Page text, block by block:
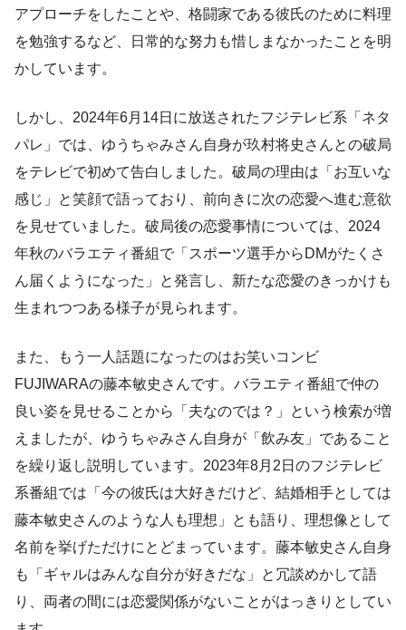
アプローチをしたことや、格闘家である彼氏のために料理
を勉強するなど、日常的な努力も惜しまなかったことを明
かしています。
しかし、2024年6月14日に放送されたフジテレビ系「ネタ
パレ」では、ゆうちゃみさん自身が玖村将史さんとの破局
をテレビで初めて告白しました。破局の理由は「お互いな
感じ」と笑顔で語っており、前向きに次の恋愛へ進む意欲
を見せていました。破局後の恋愛事情については、2024
年秋のバラエティ番組で「スポーツ選手からDMがたくさ
ん届くようになった」と発言し、新たな恋愛のきっかけも
生まれつつある様子が見られます。
また、もう一人話題になったのはお笑いコンビ
FUJIWARAの藤本敏史さんです。バラエティ番組で仲の
良い姿を見せることから「夫なのでは？」という検索が増
えましたが、ゆうちゃみさん自身が「飲み友」であること
を繰り返し説明しています。2023年8月2日のフジテレビ
系番組では「今の彼氏は大好きだけど、結婚相手としては
藤本敏史さんのような人も理想」とも語り、理想像として
名前を挙げただけにとどまっています。藤本敏史さん自身
も「ギャルはみんな自分が好きだな」と冗談めかして語
り、両者の間には恋愛関係がないことがはっきりとしてい